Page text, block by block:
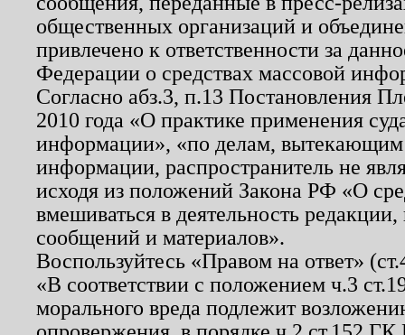
общественных организаций и
привлечено к ответственности за
Федерации о средствах массовой
Согласно абз.3, п.13 Постановления
2010 года «О практике применения
информации», «по делам, вытекающим
информации, распространитель не
исходя из положений Закона РФ «О
вмешиваться в деятельность
сообщений и материалов».
Воспользуйтесь «Правом на ответ»
«В соответствии с положением ч.3
морального вреда подлежит